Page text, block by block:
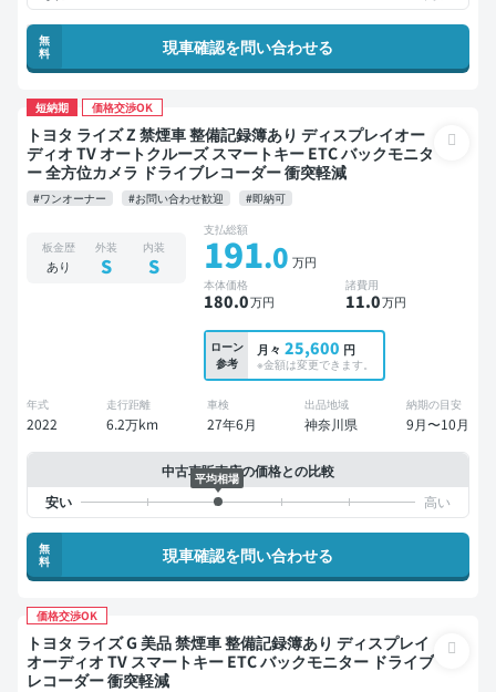
無
料
現車確認を問い合わせる
短納期 価格交渉OK
トヨタ ライズ Z 禁煙車 整備記録簿あり ディスプレイオー
ディオ TV オートクルーズ スマートキー ETC バックモニタ
ー 全方位カメラ ドライブレコーダー 衝突軽減
#ワンオーナー #お問い合わせ歓迎 #即納可
板金歴
あり
外装
S
内装
S
支払総額
191.0 万円
本体価格
180.0万円
諸費用
11.0万円
ローン
参考
月々 25,600 円
※金額は変更できます。
年式
2022
走行距離
6.2万km
車検
27年6月
出品地域
神奈川県
納期の目安
9月〜10月
中古車販売店の価格との比較
平均相場
無
料
現車確認を問い合わせる
価格交渉OK
トヨタ ライズ G 美品 禁煙車 整備記録簿あり ディスプレイ
オーディオ TV スマートキー ETC バックモニター ドライブ
レコーダー 衝突軽減